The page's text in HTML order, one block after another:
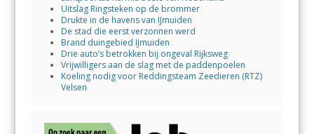
Uitslag Ringsteken op de brommer
Drukte in de havens van IJmuiden
De stad die eerst verzonnen werd
Brand duingebied IJmuiden
Drie auto’s betrokken bij ongeval Rijksweg
Vrijwilligers aan de slag met de paddenpoelen
Koeling nodig voor Reddingsteam Zeedieren (RTZ)
Velsen